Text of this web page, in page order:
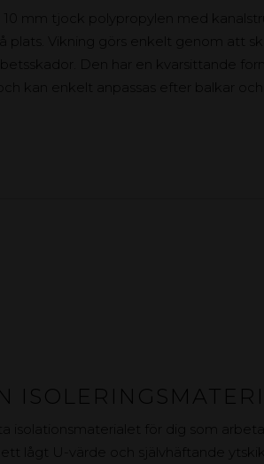
mm tjock polypropylen med
Vikning görs enkelt genom att
Den har en kvarsittande
kan enkelt anpassas efter balkar
isolationsmaterialet för dig som
lågt U-värde och självhäftande